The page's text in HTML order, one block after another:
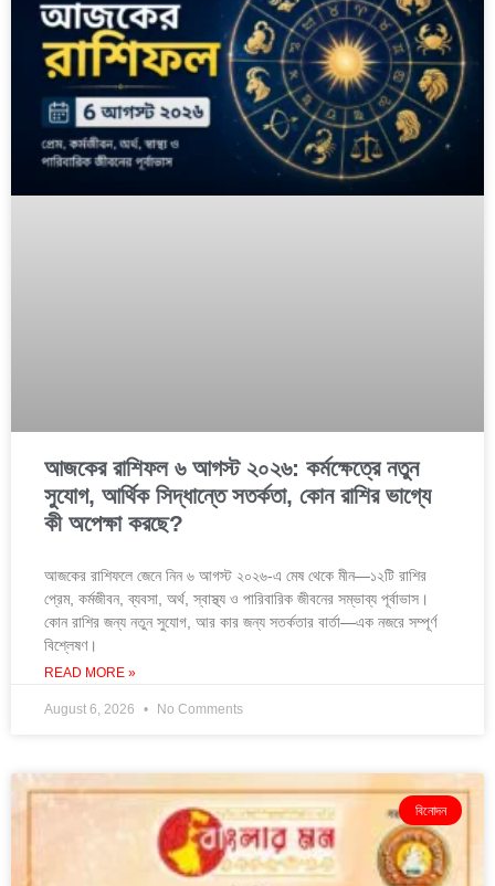
আজকের রাশিফল ৬ আগস্ট ২০২৬: কর্মক্ষেত্রে নতুন
সুযোগ, আর্থিক সিদ্ধান্তে সতর্কতা, কোন রাশির ভাগ্যে
কী অপেক্ষা করছে?
আজকের রাশিফলে জেনে নিন ৬ আগস্ট ২০২৬-এ মেষ থেকে মীন—১২টি রাশির
প্রেম, কর্মজীবন, ব্যবসা, অর্থ, স্বাস্থ্য ও পারিবারিক জীবনের সম্ভাব্য পূর্বাভাস।
কোন রাশির জন্য নতুন সুযোগ, আর কার জন্য সতর্কতার বার্তা—এক নজরে সম্পূর্ণ
বিশ্লেষণ।
READ MORE »
August 6, 2026 No Comments
বিনোদন